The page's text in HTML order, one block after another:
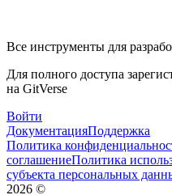
Все инструменты для
Для полного доступа
на GitVerse
Войти
ДокументацияПоддержка
Политика
соглашениеПолитика
субъекта персональных
2026 ©